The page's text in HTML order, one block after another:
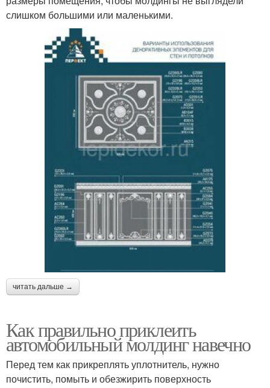
слишком большими или маленькими.
читать дальше →
Как правильно приклеить
автомобильный молдинг навечно
Перед тем как прикреплять уплотнитель, нужно
почистить, помыть и обезжирить поверхность